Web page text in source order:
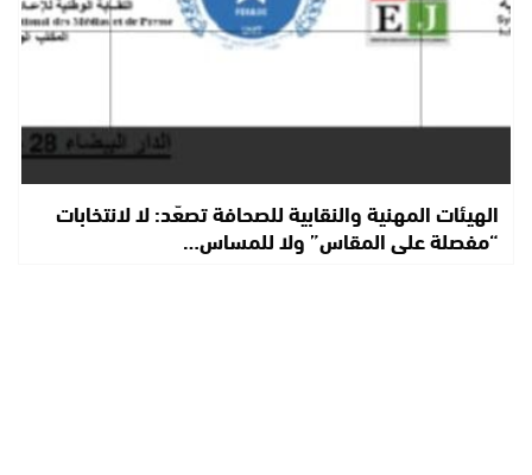
الهيئات المهنية والنقابية للصحافة تصعّد: لا لانتخابات
“مفصلة على المقاس” ولا للمساس…